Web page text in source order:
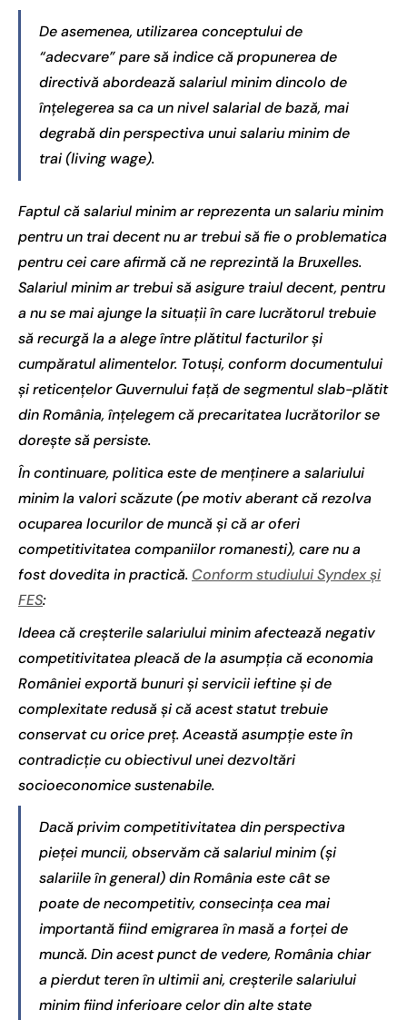
De asemenea, utilizarea conceptului de
“adecvare” pare să indice că propunerea de
directivă abordează salariul minim dincolo de
înțelegerea sa ca un nivel salarial de bază, mai
degrabă din perspectiva unui salariu minim de
trai (living wage).
Faptul că salariul minim ar reprezenta un salariu minim
pentru un trai decent nu ar trebui să fie o problematica
pentru cei care afirmă că ne reprezintă la Bruxelles.
Salariul minim ar trebui să asigure traiul decent, pentru
a nu se mai ajunge la situații în care lucrătorul trebuie
să recurgă la a alege între plătitul facturilor și
cumpăratul alimentelor. Totuși, conform documentului
și reticențelor Guvernului față de segmentul slab-plătit
din România, înțelegem că precaritatea lucrătorilor se
dorește să persiste.
În continuare, politica este de menținere a salariului
minim la valori scăzute (pe motiv aberant că rezolva
ocuparea locurilor de muncă și că ar oferi
competitivitatea companiilor romanesti), care nu a
fost dovedita in practică. Conform studiului Syndex și
FES:
Ideea că creșterile salariului minim afectează negativ
competitivitatea pleacă de la asumpția că economia
României exportă bunuri și servicii ieftine și de
complexitate redusă și că acest statut trebuie
conservat cu orice preț. Această asumpție este în
contradicție cu obiectivul unei dezvoltări
socioeconomice sustenabile.
Dacă privim competitivitatea din perspectiva
pieței muncii, observăm că salariul minim (și
salariile în general) din România este cât se
poate de necompetitiv, consecința cea mai
importantă fiind emigrarea în masă a forței de
muncă. Din acest punct de vedere, România chiar
a pierdut teren în ultimii ani, creșterile salariului
minim fiind inferioare celor din alte state